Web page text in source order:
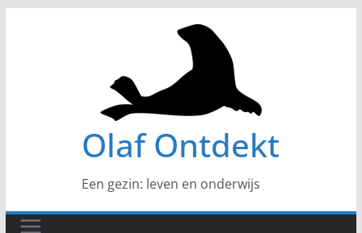
Olaf Ontdekt
Een gezin: leven en onderwijs